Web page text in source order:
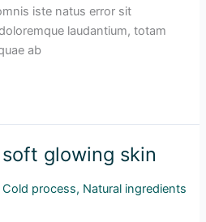
iste natus error sit
laudantium, totam
ab
glowing skin
Cold process, Natural ingredients